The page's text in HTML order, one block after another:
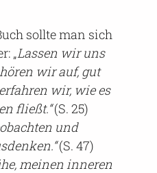
sollte man sich
„Lassen wir uns
wir auf, gut
wir, wie es
fließt.“(S. 25)
und
(S. 47)
meinen inneren